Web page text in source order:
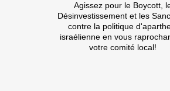
Agissez pour le Boycott,
Désinvestissement et les
contre la politique
israélienne en vous
votre comité local!